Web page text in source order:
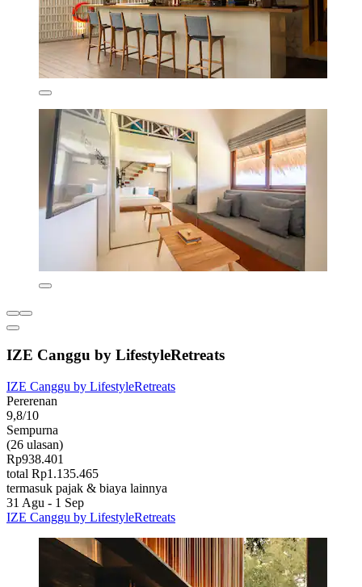
IZE Canggu by LifestyleRetreats
IZE Canggu by LifestyleRetreats
Pererenan
9,8/10
Sempurna
(26 ulasan)
Rp938.401
total Rp1.135.465
termasuk pajak & biaya lainnya
31 Agu - 1 Sep
IZE Canggu by LifestyleRetreats